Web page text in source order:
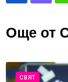
Още от
СВЯТ